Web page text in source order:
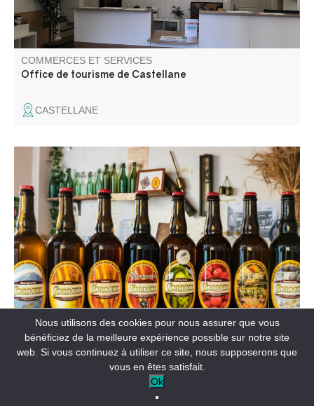
COMMERCES ET SERVICES
Office de tourisme de Castellane
CASTELLANE
Les bières Cordœil sont des produits du terroir, à base
d'orge, de blé et de houblon cultivés sur place en
agriculture biologique. Bières spéciales, cuvées
aromatisées, médaillées, à découvrir sans modération.
Label Brasseur Indépendant.
COMMERCES ET SERVICES
Brasserie Cordoeil
THORAME-BASSE
Nous utilisons des cookies pour nous assurer que vous
bénéficiez de la meilleure expérience possible sur notre site
web. Si vous continuez à utiliser ce site, nous supposerons que
vous en êtes satisfait.
Ok